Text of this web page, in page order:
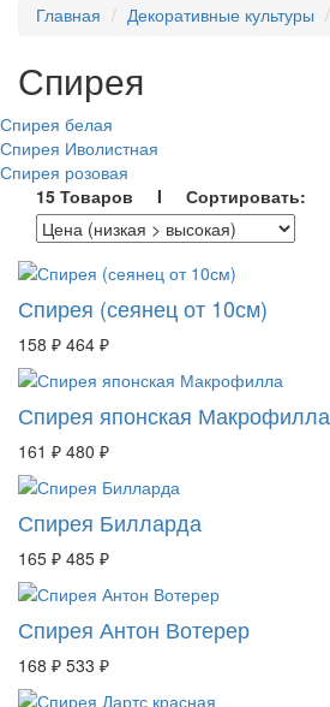
Главная Декоративные культуры
Спирея
Спирея белая
Спирея Иволистная
Спирея розовая
15 Товаров I Сортировать:
Спирея (сеянец от 10см)
158 ₽ 464 ₽
Спирея японская Макрофилла
161 ₽ 480 ₽
Спирея Билларда
165 ₽ 485 ₽
Спирея Антон Вотерер
168 ₽ 533 ₽